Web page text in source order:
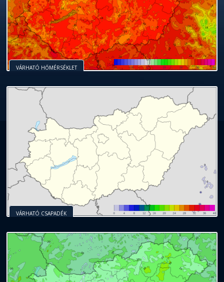
VÁRHATÓ HŐMÉRSÉKLET
VÁRHATÓ CSAPADÉK